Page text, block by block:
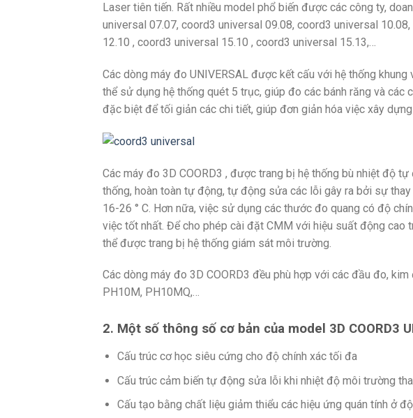
Laser tiên tiến. Rất nhiều model phổ biến được các công ty,
universal 07.07, coord3 universal 09.08, coord3 universal
12.10 , coord3 universal 15.10 , coord3 universal 15.13,…
Các dòng máy đo UNIVERSAL được kết cấu với hệ thống
thể sử dụng hệ thống quét 5 trục, giúp đo các bánh răng và
đặc biệt để tối giản các chi tiết, giúp đơn giản hóa việc xây
Các máy đo 3D COORD3 , được trang bị hệ thống bù nhiệt độ
thống, hoàn toàn tự động, tự động sửa các lỗi gây ra bởi sự
16-26 ° C. Hơn nữa, việc sử dụng các thước đo quang có độ
việc tốt nhất. Để cho phép cài đặt CMM với hiệu suất động cao
thể được trang bị hệ thống giám sát môi trường.
Các dòng máy đo 3D COORD3 đều phù hợp với các đầu đo,
PH10M, PH10MQ,…
2. Một số thông số cơ bản của model 3D COORD3
Cấu trúc cơ học siêu cứng cho độ chính xác tối đa
Cấu trúc cảm biến tự động sửa lỗi khi nhiệt độ môi trường
Cấu tạo bằng chất liệu giảm thiểu các hiệu ứng quán tính ở